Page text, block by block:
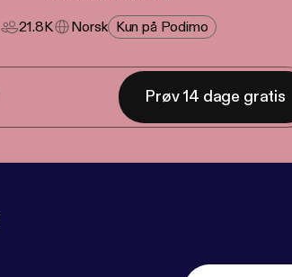
21.8K
Norsk Kun på Podimo
Prøv 14 dage gratis